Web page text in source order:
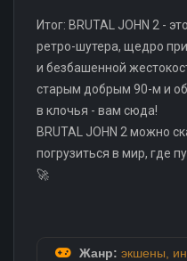
Итог: BRUTAL JOHN 2 -
ретро-шутера, щедро
и безбашенной
старым добрым 90-м и
в клочья - вам сюда!
BRUTAL JOHN 2 можно
погрузиться в мир, где
🚀
Жанр: экшены